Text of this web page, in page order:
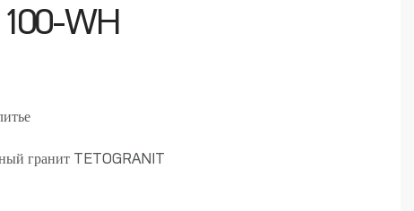
WH
гранит TETOGRANIT